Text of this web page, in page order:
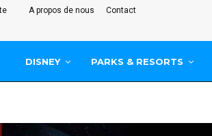
A propos de nous Contact
DISNEY PARKS & RESORTS